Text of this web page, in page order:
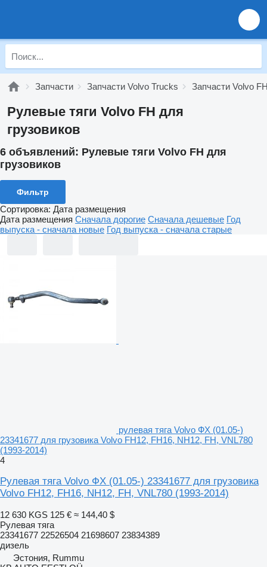
Запчасти Запчасти Volvo Trucks Запчасти Volvo
Рулевые тяги Volvo FH для
грузовиков
6 объявлений: Рулевые тяги Volvo FH для
грузовиков
Фильтр
Сортировка: Дата размещения
Дата размещения Сначала дорогие Сначала дешевые Год
выпуска - сначала новые Год выпуска - сначала старые
рулевая тяга Volvo ФХ (01.05-)
23341677 для грузовика Volvo FH12, FH16, NH12, FH, VNL780
(1993-2014)
4
Рулевая тяга Volvo ФХ (01.05-) 23341677 для грузовика
Volvo FH12, FH16, NH12, FH, VNL780 (1993-2014)
12 630 KGS 125 € ≈ 144,40 $
Рулевая тяга
23341677 22526504 21698607 23834389
дизель
Эстония, Rummu